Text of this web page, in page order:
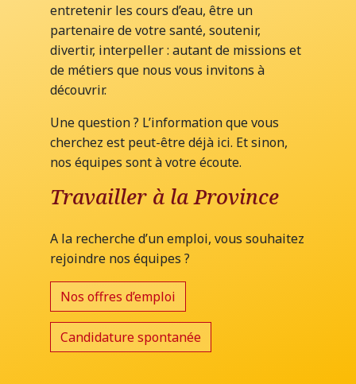
entretenir les cours d’eau, être un
partenaire de votre santé, soutenir,
divertir, interpeller : autant de missions et
de métiers que nous vous invitons à
découvrir.
Une question ? L’information que vous
cherchez est peut-être déjà ici. Et sinon,
nos équipes sont à votre écoute.
Travailler à la Province
A la recherche d’un emploi, vous souhaitez
rejoindre nos équipes ?
Nos offres d’emploi
Candidature spontanée